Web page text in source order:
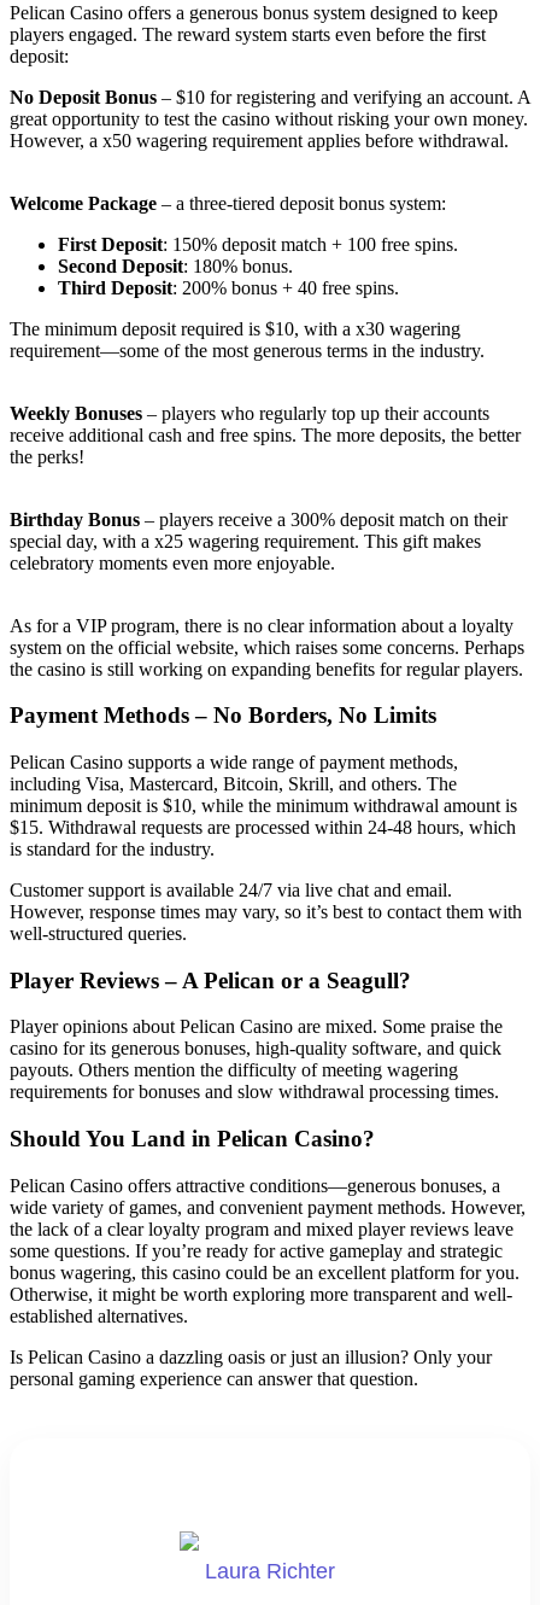
Pelican Casino offers a generous bonus system designed to keep
players engaged. The reward system starts even before the first
deposit:
No Deposit Bonus – $10 for registering and verifying an account. A
great opportunity to test the casino without risking your own money.
However, a x50 wagering requirement applies before withdrawal.
Welcome Package – a three-tiered deposit bonus system:
First Deposit: 150% deposit match + 100 free spins.
Second Deposit: 180% bonus.
Third Deposit: 200% bonus + 40 free spins.
The minimum deposit required is $10, with a x30 wagering
requirement—some of the most generous terms in the industry.
Weekly Bonuses – players who regularly top up their accounts
receive additional cash and free spins. The more deposits, the better
the perks!
Birthday Bonus – players receive a 300% deposit match on their
special day, with a x25 wagering requirement. This gift makes
celebratory moments even more enjoyable.
As for a VIP program, there is no clear information about a loyalty
system on the official website, which raises some concerns. Perhaps
the casino is still working on expanding benefits for regular players.
Payment Methods – No Borders, No Limits
Pelican Casino supports a wide range of payment methods,
including Visa, Mastercard, Bitcoin, Skrill, and others. The
minimum deposit is $10, while the minimum withdrawal amount is
$15. Withdrawal requests are processed within 24-48 hours, which
is standard for the industry.
Customer support is available 24/7 via live chat and email.
However, response times may vary, so it’s best to contact them with
well-structured queries.
Player Reviews – A Pelican or a Seagull?
Player opinions about Pelican Casino are mixed. Some praise the
casino for its generous bonuses, high-quality software, and quick
payouts. Others mention the difficulty of meeting wagering
requirements for bonuses and slow withdrawal processing times.
Should You Land in Pelican Casino?
Pelican Casino offers attractive conditions—generous bonuses, a
wide variety of games, and convenient payment methods. However,
the lack of a clear loyalty program and mixed player reviews leave
some questions. If you’re ready for active gameplay and strategic
bonus wagering, this casino could be an excellent platform for you.
Otherwise, it might be worth exploring more transparent and well-
established alternatives.
Is Pelican Casino a dazzling oasis or just an illusion? Only your
personal gaming experience can answer that question.
Laura Richter